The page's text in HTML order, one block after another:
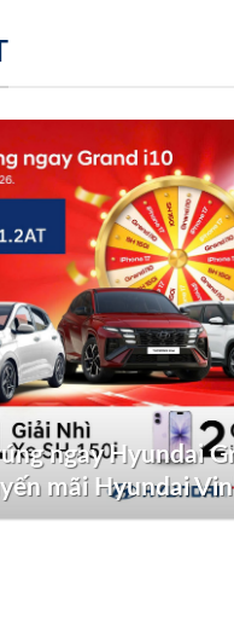
ngay Hyundai
mãi Hyundai